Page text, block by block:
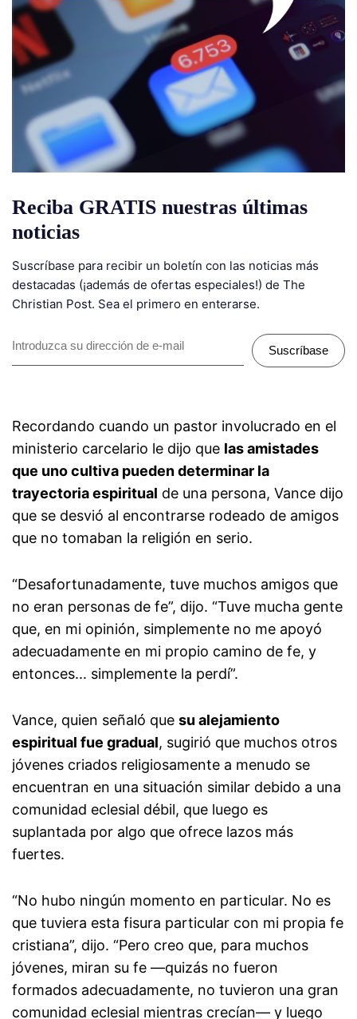
Reciba GRATIS nuestras últimas
noticias
Suscríbase para recibir un boletín con las noticias más
destacadas (¡además de ofertas especiales!) de The
Christian Post. Sea el primero en enterarse.
Suscríbase
Recordando cuando un pastor involucrado en el
ministerio carcelario le dijo que las amistades
que uno cultiva pueden determinar la
trayectoria espiritual de una persona, Vance dijo
que se desvió al encontrarse rodeado de amigos
que no tomaban la religión en serio.
“Desafortunadamente, tuve muchos amigos que
no eran personas de fe”, dijo. “Tuve mucha gente
que, en mi opinión, simplemente no me apoyó
adecuadamente en mi propio camino de fe, y
entonces... simplemente la perdí”.
Vance, quien señaló que su alejamiento
espiritual fue gradual, sugirió que muchos otros
jóvenes criados religiosamente a menudo se
encuentran en una situación similar debido a una
comunidad eclesial débil, que luego es
suplantada por algo que ofrece lazos más
fuertes.
“No hubo ningún momento en particular. No es
que tuviera esta fisura particular con mi propia fe
cristiana”, dijo. “Pero creo que, para muchos
jóvenes, miran su fe —quizás no fueron
formados adecuadamente, no tuvieron una gran
comunidad eclesial mientras crecían— y luego